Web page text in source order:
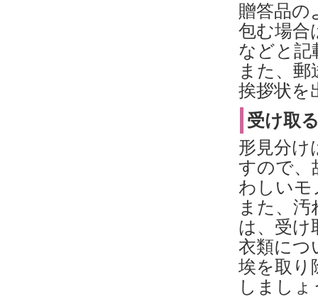
贈答品の
包む場合
などと記
また、
挨拶状を
受け取
形見分け
すので、
わしいモ
また、
は、受け
衣類につ
埃を取り
しましょ